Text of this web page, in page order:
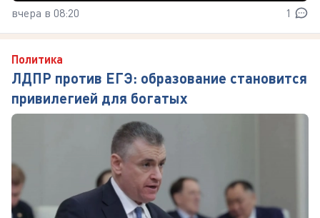
вчера в 08:20 1
Политика
ЛДПР против ЕГЭ: образование становится
привилегией для богатых